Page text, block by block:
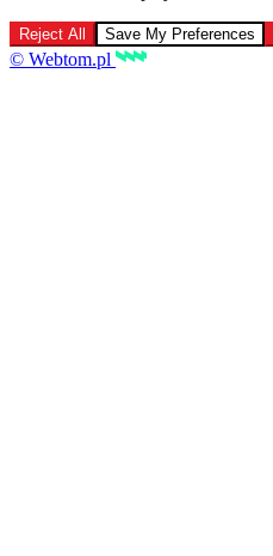
Reject All Save My Preferences
© Webtom.pl